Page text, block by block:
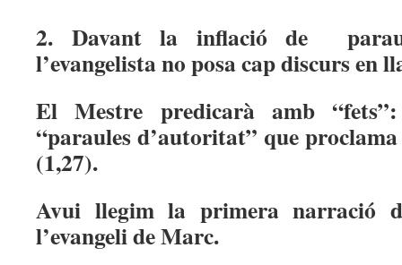
2. Davant la inflació de
l’evangelista no posa cap discurs en
El Mestre predicarà amb
“paraules d’autoritat” que
(1,27).
Avui llegim la primera narració
l’evangeli de Marc.